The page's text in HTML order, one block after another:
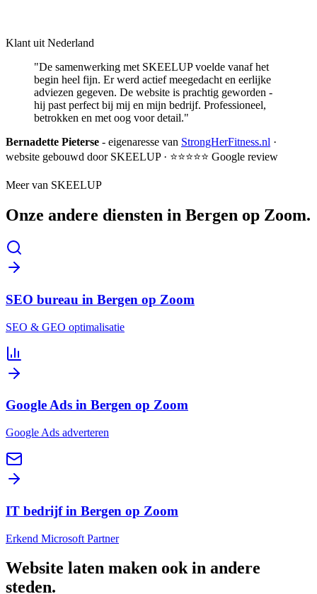
Klant uit Nederland
"De samenwerking met SKEELUP voelde vanaf het
begin heel fijn. Er werd actief meegedacht en eerlijke
adviezen gegeven. De website is prachtig geworden -
hij past perfect bij mij en mijn bedrijf. Professioneel,
betrokken en met oog voor detail."
Bernadette Pieterse - eigenaresse van StrongHerFitness.nl ·
website gebouwd door SKEELUP · ⭐⭐⭐⭐⭐ Google review
Meer van SKEELUP
Onze andere diensten in Bergen op Zoom.
SEO bureau in Bergen op Zoom
SEO & GEO optimalisatie
Google Ads in Bergen op Zoom
Google Ads adverteren
IT bedrijf in Bergen op Zoom
Erkend Microsoft Partner
Website laten maken ook in andere
steden.